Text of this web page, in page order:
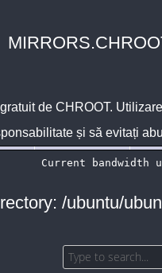
de CHROOT.
și să evitați
/ubuntu/